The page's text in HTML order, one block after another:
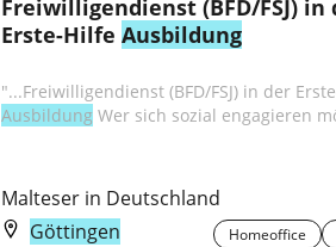
Freiwilligendienst (BFD/FSJ) in
Erste-Hilfe Ausbildung
Ausbildung Wer sich sozial engagieren
Malteser in Deutschland
Göttingen
Homeoffice